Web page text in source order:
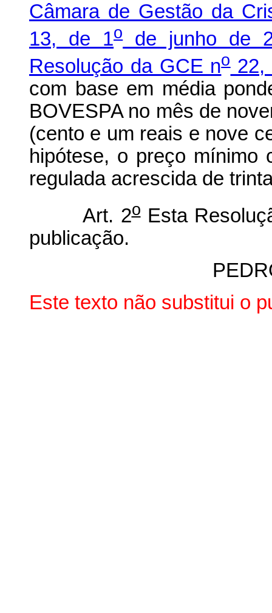
Câmara de Gestão da
13, de 1ode junho de
Resolução da GCE no22,
com base em média
BOVESPA no mês de
(cento e um reais e nove
hipótese, o preço mínimo
regulada acrescida de
Art. 2oEsta
publicação.
Este texto não substitui o